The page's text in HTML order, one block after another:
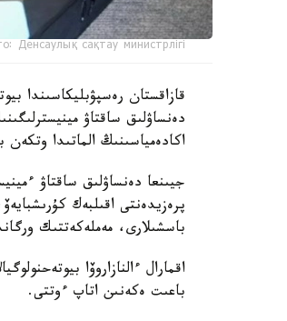
Денсаулық сақтау министрлігі
دەنساۋلىق ساقتاۋ
اكادەمياسىنىڭ الماتىدا وتكەن
جيىنعا دەنساۋلىق ساقتاۋ
پرەزيدەنتى اقىلبەك
باسشىلارى، مەملەكەتتىك
اقمارال ءالنازاروۆا
باعىت ەكەنىن اتاپ ءوتتى.